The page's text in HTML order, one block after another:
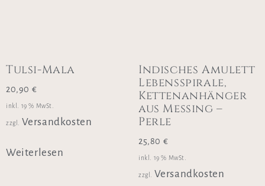
Tulsi-Mala
20,90 €
inkl. 19 % MwSt.
zzgl. Versandkosten
Weiterlesen
Indisches Amulett
Lebensspirale,
Kettenanhänger
aus Messing –
Perle
25,80 €
inkl. 19 % MwSt.
zzgl. Versandkosten